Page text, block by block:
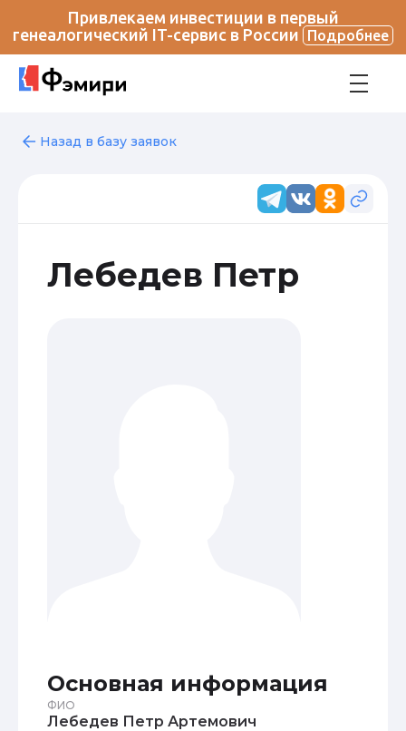
Привлекаем инвестиции в первый
генеалогический IT-сервис в России
Подробнее
Назад в базу заявок
Лебедев Петр
Основная информация
ФИО
Лебедев Петр Артемович